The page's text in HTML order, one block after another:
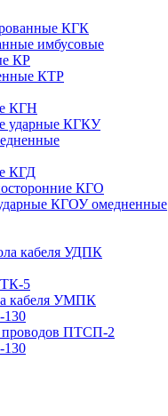
КГК
имбусовые
КР
КТР
КГН
ударные КГКУ
КГД
КГО
КГОУ омедненные
кабеля УДПК
5
кабеля УМПК
130
проводов ПТСП-2
130